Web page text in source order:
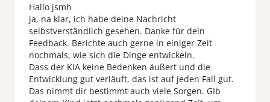
Hallo jsmh
ja, na klar, ich habe deine Nachricht
selbstverständlich gesehen. Danke für dein
Feedback. Berichte auch gerne in einiger Zeit
nochmals, wie sich die Dinge entwickeln.
Dass der KiA keine Bedenken äußert und die
Entwicklung gut verläuft, das ist auf jeden Fall gut.
Das nimmt dir bestimmt auch viele Sorgen. GIb